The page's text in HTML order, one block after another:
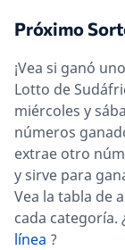
Próximo
¡Vea si ganó
Lotto de
miércoles y
números
extrae otro
y sirve para
Vea la tabla de
cada categoría.
línea ?